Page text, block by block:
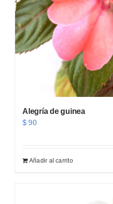
Alegría de guinea
$ 90
Añadir al carrito